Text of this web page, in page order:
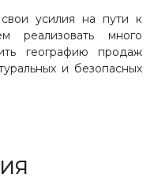
усилия на пути к
реализовать много
географию продаж
и безопасных